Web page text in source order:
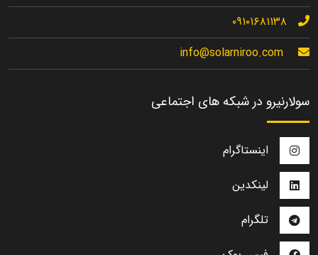
۰۹۱۰۱۶۸۱۱۳۸
info@solarniroo.com
سولارنیرو در شبکه های اجتماعی
اینستاگرام
لینکدین
تلگرام